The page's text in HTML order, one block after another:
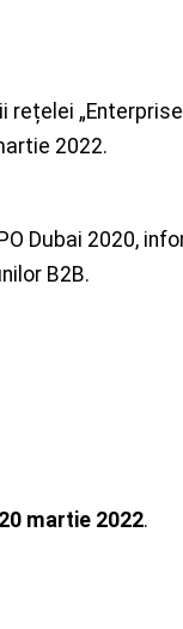
2022.
Dubai 2020,
B2B.
martie 2022.